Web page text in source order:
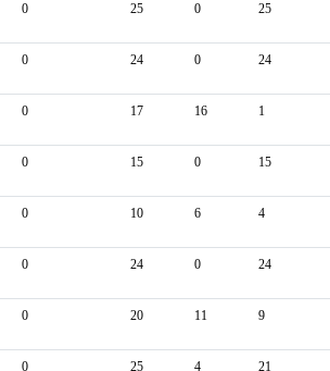
0 25 0 25
0 24 0 24
0 17 16 1
0 15 0 15
0 10 6 4
0 24 0 24
0 20 11 9
0 25 4 21